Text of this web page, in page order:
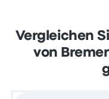
Vergleichen
von